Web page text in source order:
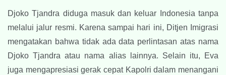
Djoko Tjandra diduga masuk dan keluar Indonesia tanpa
melalui jalur resmi. Karena sampai hari ini, Ditjen Imigrasi
mengatakan bahwa tidak ada data perlintasan atas nama
Djoko Tjandra atau nama alias lainnya. Selain itu, Eva
juga mengapresiasi gerak cepat Kapolri dalam menangani